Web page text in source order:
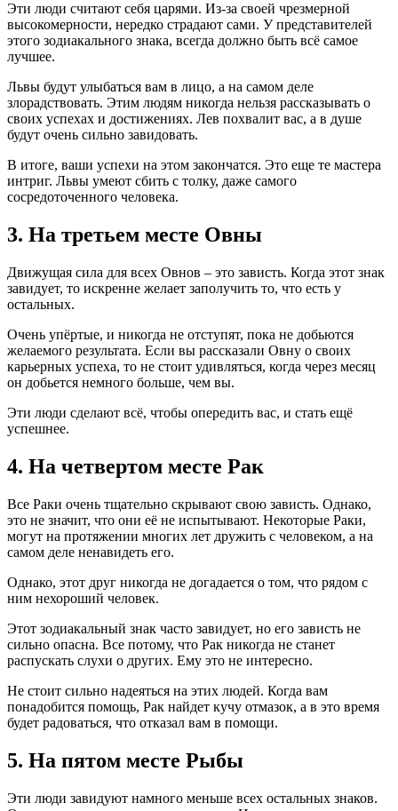
Эти люди считают себя царями. Из-за своей чрезмерной
высокомерности, нередко страдают сами. У представителей
этого зодиакального знака, всегда должно быть всё самое
лучшее.
Львы будут улыбаться вам в лицо, а на самом деле
злорадствовать. Этим людям никогда нельзя рассказывать о
своих успехах и достижениях. Лев похвалит вас, а в душе
будут очень сильно завидовать.
В итоге, ваши успехи на этом закончатся. Это еще те мастера
интриг. Львы умеют сбить с толку, даже самого
сосредоточенного человека.
3. На третьем месте Овны
Движущая сила для всех Овнов – это зависть. Когда этот знак
завидует, то искренне желает заполучить то, что есть у
остальных.
Очень упёртые, и никогда не отступят, пока не добьются
желаемого результата. Если вы рассказали Овну о своих
карьерных успеха, то не стоит удивляться, когда через месяц
он добьется немного больше, чем вы.
Эти люди сделают всё, чтобы опередить вас, и стать ещё
успешнее.
4. На четвертом месте Рак
Все Раки очень тщательно скрывают свою зависть. Однако,
это не значит, что они её не испытывают. Некоторые Раки,
могут на протяжении многих лет дружить с человеком, а на
самом деле ненавидеть его.
Однако, этот друг никогда не догадается о том, что рядом с
ним нехороший человек.
Этот зодиакальный знак часто завидует, но его зависть не
сильно опасна. Все потому, что Рак никогда не станет
распускать слухи о других. Ему это не интересно.
Не стоит сильно надеяться на этих людей. Когда вам
понадобится помощь, Рак найдет кучу отмазок, а в это время
будет радоваться, что отказал вам в помощи.
5. На пятом месте Рыбы
Эти люди завидуют намного меньше всех остальных знаков.